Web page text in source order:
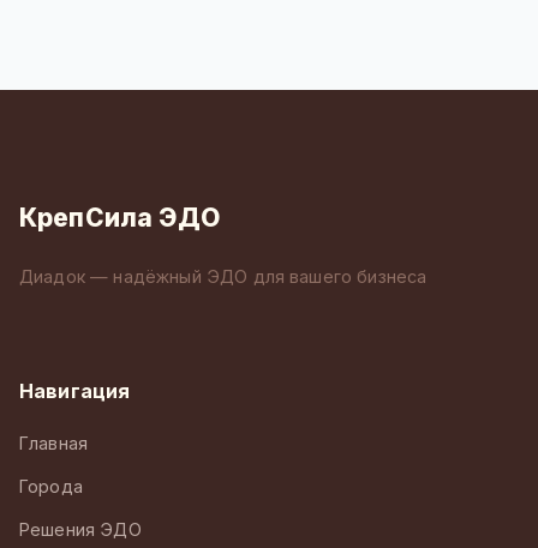
КрепСила ЭДО
Диадок — надёжный ЭДО для вашего бизнеса
Навигация
Главная
Города
Решения ЭДО